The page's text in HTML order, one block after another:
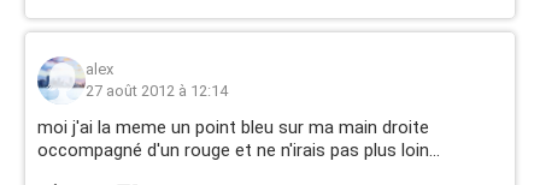
alex
27 août 2012 à 12:14
moi j'ai la meme un point bleu sur ma main droite
occompagné d'un rouge et ne n'irais pas plus loin...